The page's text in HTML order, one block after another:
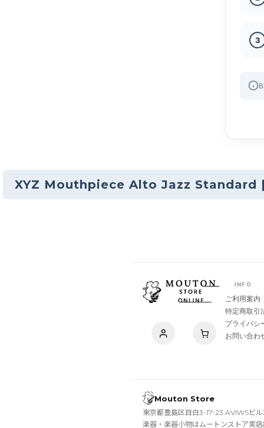
XYZ Mouthpiece Alto Jazz Standard
3
INFO
ご利用案内
特定商取引
プライバシ
お問い合わ
Mouton Store
東京都豊島区目白3-17-23 AVIWSビ
楽器・楽器小物はムートンストア実